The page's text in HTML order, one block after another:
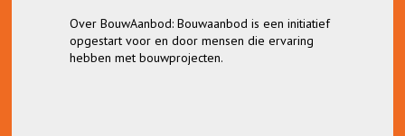
Over BouwAanbod: Bouwaanbod is een initiatief
opgestart voor en door mensen die ervaring
hebben met bouwprojecten.
Lees hier alles over bouwvergunningen,
bouwmaterieel en gereedschap, en tips
wanneer op zoek bent naar bouw gerelateerde